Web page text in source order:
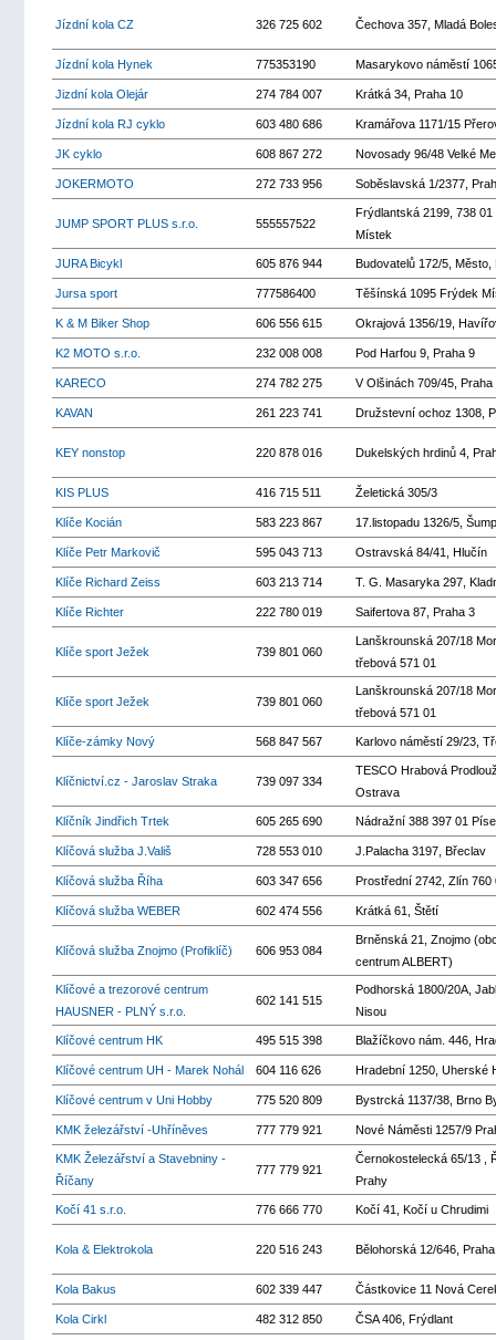
Jízdní kola CZ 326 725 602 Čechova 357, Mladá
Jízdní kola Hynek 775353190 Masarykovo náměstí
Jizdní kola Olejár 274 784 007 Krátká 34, Praha 10
Jízdní kola RJ cyklo 603 480 686 Kramářova 1171/15
JK cyklo 608 867 272 Novosady 96/48 Velké
JOKERMOTO 272 733 956 Soběslavská 1/2377,
JUMP SPORT PLUS s.r.o. 555557522
Frýdlantská 2199, 738
Místek
JURA Bicykl 605 876 944 Budovatelů 172/5, Město,
Jursa sport 777586400 Těšínská 1095 Frýdek
K & M Biker Shop 606 556 615 Okrajová 1356/19,
K2 MOTO s.r.o. 232 008 008 Pod Harfou 9, Praha 9
KARECO 274 782 275 V Olšinách 709/45, Praha
KAVAN 261 223 741 Družstevní ochoz 1308,
KEY nonstop 220 878 016 Dukelských hrdinů 4,
KIS PLUS 416 715 511 Želetická 305/3
Klíče Kocián 583 223 867 17.listopadu 1326/5,
Klíče Petr Markovič 595 043 713 Ostravská 84/41, Hlučín
Klíče Richard Zeiss 603 213 714 T. G. Masaryka 297,
Klíče Richter 222 780 019 Saifertova 87, Praha 3
Klíče sport Ježek 739 801 060
Lanškrounská 207/18
třebová 571 01
Klíče sport Ježek 739 801 060
Lanškrounská 207/18
třebová 571 01
Klíče-zámky Nový 568 847 567 Karlovo náměstí 29/23,
Klíčnictví.cz - Jaroslav Straka 739 097 334
TESCO Hrabová
Ostrava
Klíčník Jindřich Trtek 605 265 690 Nádražní 388 397 01
Klíčová služba J.Vališ 728 553 010 J.Palacha 3197, Břeclav
Klíčová služba Říha 603 347 656 Prostřední 2742, Zlín 760
Klíčová služba WEBER 602 474 556 Krátká 61, Štětí
Klíčová služba Znojmo (Profiklíč) 606 953 084
Brněnská 21, Znojmo
centrum ALBERT)
Klíčové a trezorové centrum
HAUSNER - PLNÝ s.r.o.
602 141 515
Podhorská 1800/20A,
Nisou
Klíčové centrum HK 495 515 398 Blažíčkovo nám. 446,
Klíčové centrum UH - Marek Nohál 604 116 626 Hradební 1250, Uherské
Klíčové centrum v Uni Hobby 775 520 809 Bystrcká 1137/38, Brno
KMK železářství -Uhříněves 777 779 921 Nové Náměsti 1257/9
KMK Železářství a Stavebniny -
Říčany
777 779 921
Černokostelecká 65/13 ,
Prahy
Kočí 41 s.r.o. 776 666 770 Kočí 41, Kočí u Chrudimi
Kola & Elektrokola 220 516 243 Bělohorská 12/646,
Kola Bakus 602 339 447 Částkovice 11 Nová
Kola Cirkl 482 312 850 ČSA 406, Frýdlant